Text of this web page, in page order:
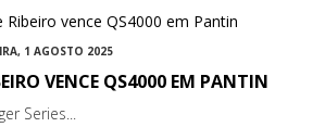
1 AGOSTO 2025
VENCE QS4000 EM PANTIN
Series...